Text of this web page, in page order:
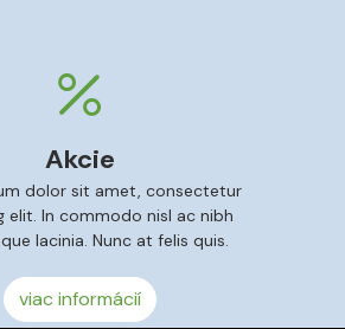
Akcie
dolor sit amet, consectetur
elit. In commodo nisl ac nibh
lacinia. Nunc at felis quis.
viac informácií